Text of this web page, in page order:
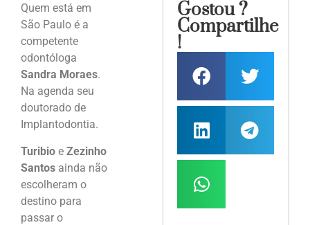
Quem está em
São Paulo é a
competente
odontóloga
Sandra Moraes.
Na agenda seu
doutorado de
Implantodontia.
Turibio e Zezinho
Santos ainda não
escolheram o
destino para
passar o
Gostou ?
Compartilhe
!